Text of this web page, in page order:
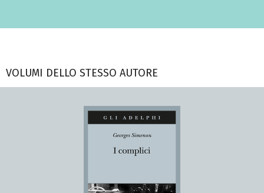
VOLUMI DELLO STESSO AUTORE